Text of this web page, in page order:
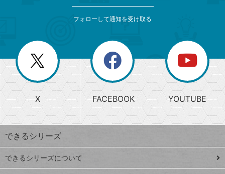
じ
る
search
検
索
上
昇
ワ
ー
ド
Google
閉
じ
る
ー
か
ら
探
す
ト
フォローして通知を受け取る
X FACEBOOK YOUTUBE
できるシリーズ
できるシリーズについて